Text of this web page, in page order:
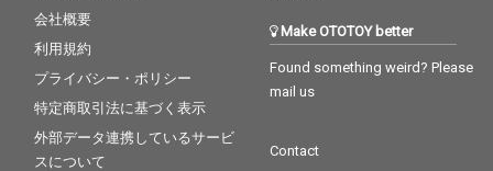
会社概要
利用規約
プライバシー・ポリシー
特定商取引法に基づく表示
外部データ連携しているサービ
スについて
Make OTOTOY better
Found something weird? Please
mail us
Contact